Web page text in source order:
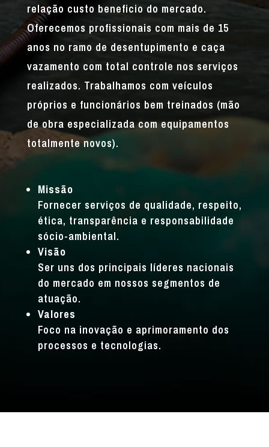
relação custo beneficio do mercado.
Oferecemos profissionais com mais de 15
anos no ramo de desentupimento e caça
vazamento com total controle nos serviços
realizados. Trabalhamos com veículos
próprios e funcionários bem treinados (mão
de obra especializada com equipamentos
totalmente novos).
Missão
Fornecer serviços de qualidade, respeito,
ética, transparência e responsabilidade
sócio-ambiental.
Visão
Ser uns dos principais líderes nacionais
do mercado em nossos segmentos de
atuação.
Valores
Foco na inovação e aprimoramento dos
processos e tecnologias.